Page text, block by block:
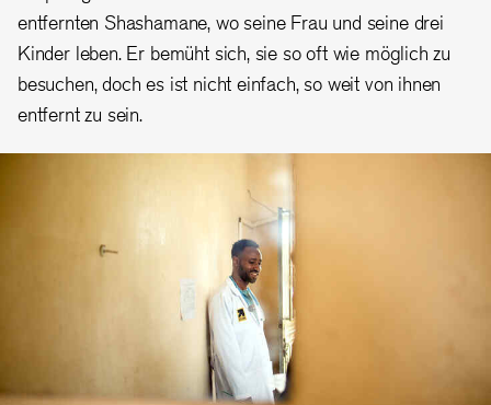
entfernten Shashamane, wo seine Frau und seine drei
Kinder leben. Er bemüht sich, sie so oft wie möglich zu
besuchen, doch es ist nicht einfach, so weit von ihnen
entfernt zu sein.